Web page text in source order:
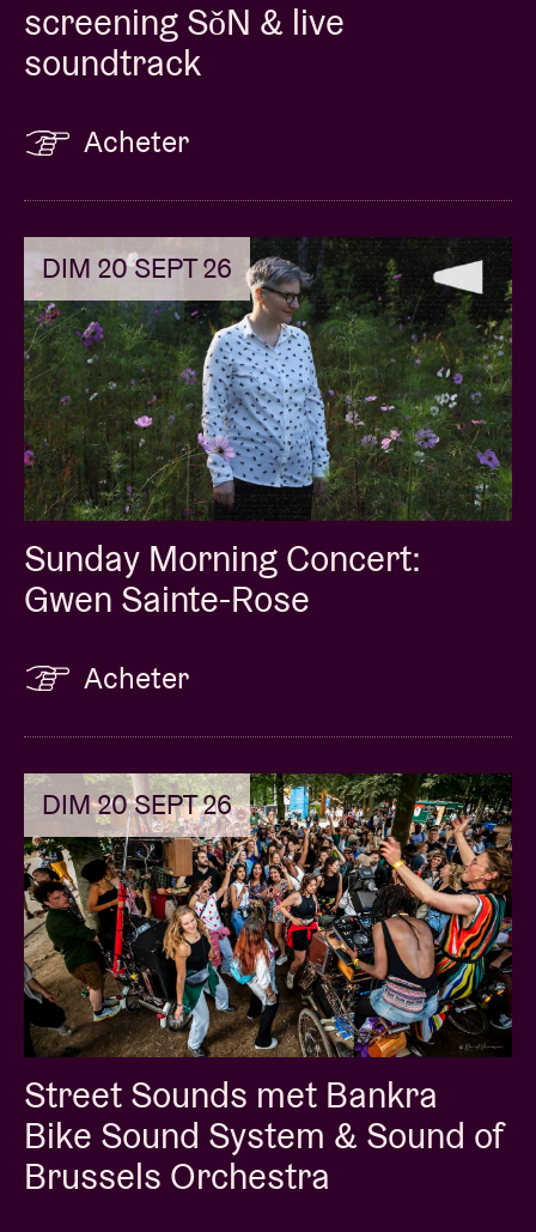
screening SǒN & live
soundtrack
Acheter
DIM 20 SEPT 26
Sunday Morning Concert:
Gwen Sainte-Rose
Acheter
DIM 20 SEPT 26
Street Sounds met Bankra
Bike Sound System & Sound of
Brussels Orchestra